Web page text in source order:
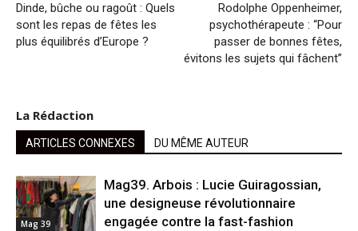
Dinde, bûche ou ragoût : Quels
sont les repas de fêtes les
plus équilibrés d’Europe ?
Rodolphe Oppenheimer,
psychothérapeute : “Pour
passer de bonnes fêtes,
évitons les sujets qui fâchent”
La Rédaction
ARTICLES CONNEXES DU MÊME AUTEUR
Mag 39
Mag39. Arbois : Lucie Guiragossian,
une designeuse révolutionnaire
engagée contre la fast-fashion